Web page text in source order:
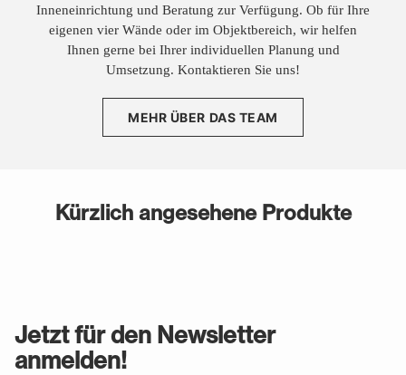
Inneneinrichtung und Beratung zur Verfügung. Ob für Ihre
eigenen vier Wände oder im Objektbereich, wir helfen
Ihnen gerne bei Ihrer individuellen Planung und
Umsetzung. Kontaktieren Sie uns!
MEHR ÜBER DAS TEAM
Kürzlich angesehene Produkte
Jetzt für den Newsletter
anmelden!